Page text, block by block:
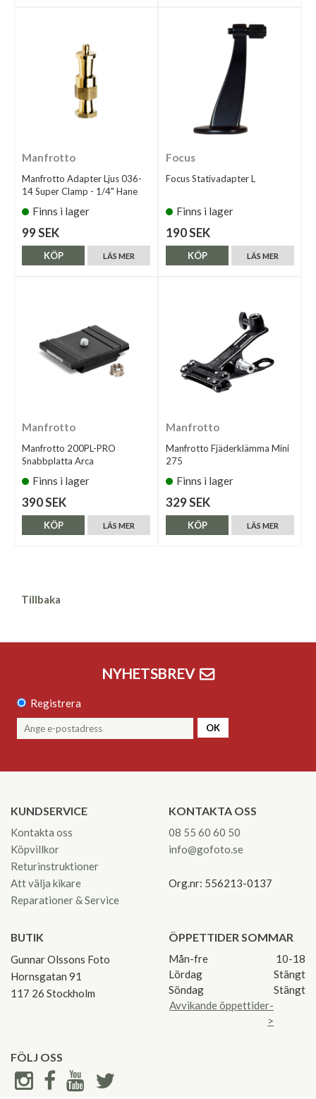
Manfrotto
Manfrotto Adapter Ljus 036-
14 Super Clamp - 1/4" Hane
Finns i lager
99 SEK
LÄS MER
KÖP
Focus
Focus Stativadapter L
Finns i lager
190 SEK
LÄS MER
KÖP
Manfrotto
Manfrotto 200PL-PRO
Snabbplatta Arca
Finns i lager
390 SEK
LÄS MER
KÖP
Manfrotto
Manfrotto Fjäderklämma Mini
275
Finns i lager
329 SEK
LÄS MER
KÖP
Tillbaka
NYHETSBREV
Registrera
OK
KUNDSERVICE
Kontakta oss
Köpvillkor
Returinstruktioner
Att välja kikare
Reparationer & Service
KONTAKTA OSS
08 55 60 60 50
info@gofoto.se
Org.nr: 556213-0137
BUTIK
Gunnar Olssons Foto
Hornsgatan 91
117 26 Stockholm
ÖPPETTIDER SOMMAR
Mån-fre
10-18
Lördag
Stängt
Söndag
Stängt
Avvikande öppettider-
>
FÖLJ OSS